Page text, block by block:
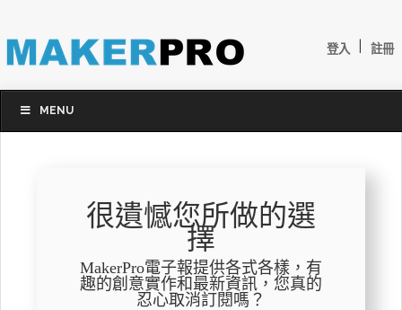
登入 註冊
MENU
很遺憾您所做的選
擇
MakerPro電子報提供各式各樣，有
趣的創意實作和最新資訊，您真的
忍心取消訂閱嗎？